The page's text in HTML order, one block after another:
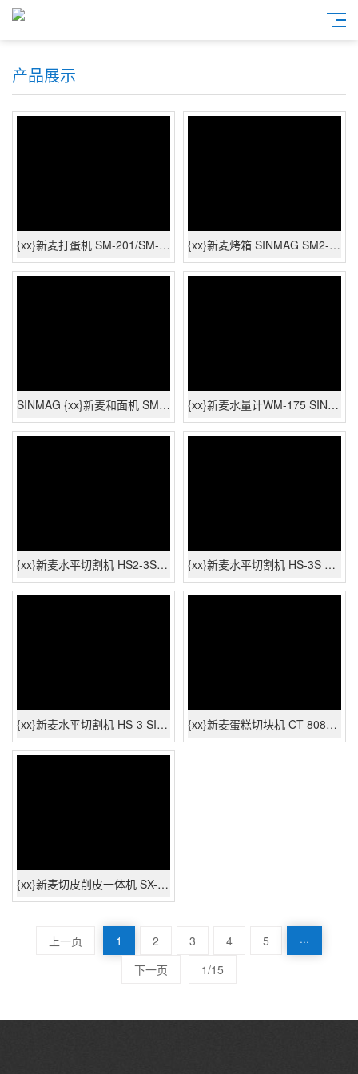
产品展示
{xx}新麦打蛋机 SM-201/SM-202 厨师机 奶油机 打发机 {xx} 可发货，全国联保 {xx}新麦烤箱 SINMAG SM2-523H {xx} 可发货，全国联保
SINMAG {xx}新麦和面机 SM2-25 搅拌机，{xx} 可发货 {xx}新麦水量计WM-175 SINMAG {xx}可发货,全国联保
{xx}新麦水平切割机 HS2-3S SINMAG {xx}可发货,全国联保 {xx}新麦水平切割机 HS-3S SINMAG {xx}可发货,全国联保
{xx}新麦水平切割机 HS-3 SINMAG {xx}可发货,全国联保 {xx}新麦蛋糕切块机 CT-808T SINMAG {xx}可发货,全国联保
{xx}新麦切皮削皮一体机 SX-30 SINMAG {xx}可发货,全国联保
上一页 1 2 3 4 5
···
下一页
1/15